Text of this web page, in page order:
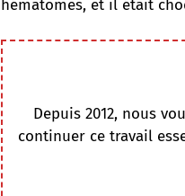
hématomes, et il était
Depuis 2012, nous
continuer ce travail